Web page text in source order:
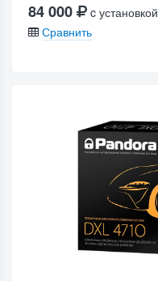
84 000
c установкой
Сравнить